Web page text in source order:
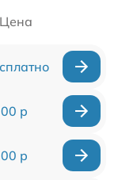
Цена
р
р